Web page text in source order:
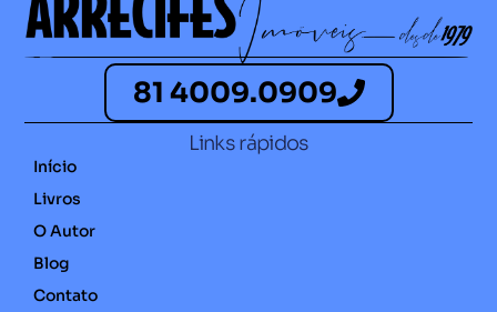
81 4009.0909
Links rápidos
Início
Livros
O Autor
Blog
Contato